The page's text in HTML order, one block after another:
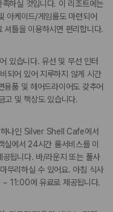
하실 것입니다. 이 리조트에는
아케이드/게임룸도 마련되어
셔틀을 이용하시면 편리합니다.
있습니다. 유선 및 무선 인터
되어 있어 지루하지 않게 시간
용품 및 헤어드라이어도 갖추어
고 및 책상도 있습니다.
하나인 Silver Shell Cafe에서
에서 24시간 룸서비스를 이
됩니다. 바/라운지 또는 풀사
무리하실 수 있어요. 아침 식사
11:00에 유료로 제공됩니다.